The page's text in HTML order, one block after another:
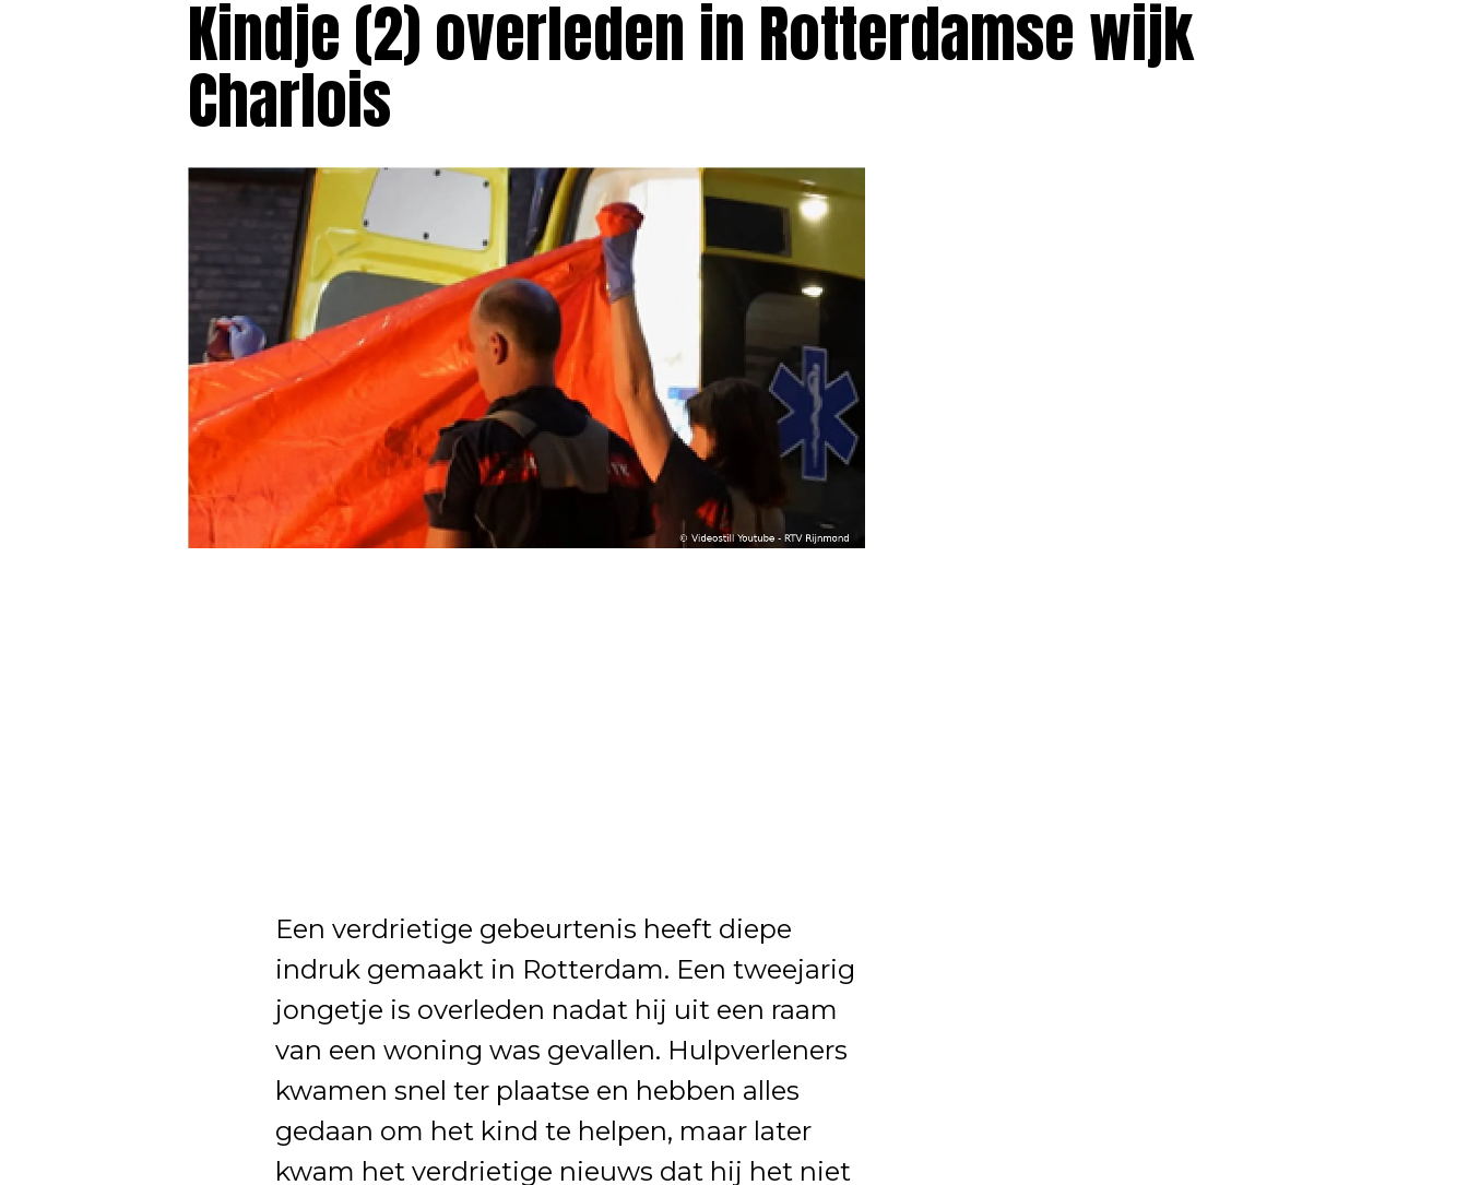
Kindje (2) overleden in Rotterdamse wijk
Charlois
Een verdrietige gebeurtenis heeft diepe
indruk gemaakt in Rotterdam. Een tweejarig
jongetje is overleden nadat hij uit een raam
van een woning was gevallen. Hulpverleners
kwamen snel ter plaatse en hebben alles
gedaan om het kind te helpen, maar later
kwam het verdrietige nieuws dat hij het niet